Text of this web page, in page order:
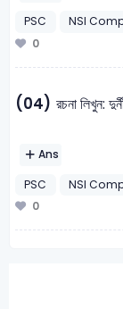
PSC
NSI
0
(04) রচনা লিখুন:
Ans
PSC
NSI
0